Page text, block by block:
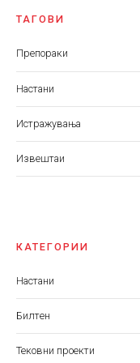
ТАГОВИ
Препораки
Настани
Истражувања
Извештаи
КАТЕГОРИИ
Настани
Билтен
Тековни проекти